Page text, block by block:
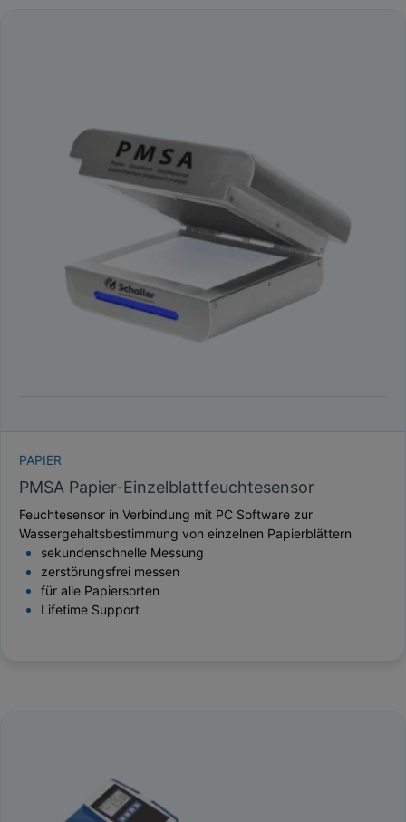
PAPIER
PMSA Papier-Einzelblattfeuchtesensor
Feuchtesensor in Verbindung mit PC Software zur
Wassergehaltsbestimmung von einzelnen Papierblättern
sekundenschnelle Messung
zerstörungsfrei messen
für alle Papiersorten
Lifetime Support